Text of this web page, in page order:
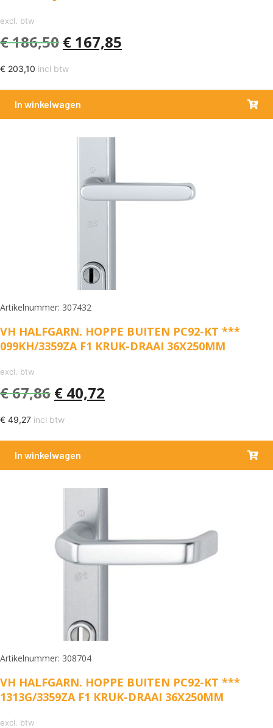
excl. btw
€186,50 € 167,85
€ 203,10 incl btw
In winkelwagen
Artikelnummer: 307432
VH HALFGARN. HOPPE BUITEN PC92-KT ***
099KH/3359ZA F1 KRUK-DRAAI 36X250MM
excl. btw
€67,86 € 40,72
€ 49,27 incl btw
In winkelwagen
Artikelnummer: 308704
VH HALFGARN. HOPPE BUITEN PC92-KT ***
1313G/3359ZA F1 KRUK-DRAAI 36X250MM
excl. btw